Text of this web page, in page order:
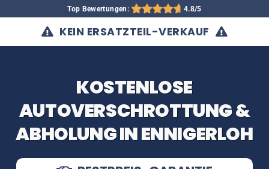
Top Bewertungen: 4.8/5
KEIN ERSATZTEIL-VERKAUF
KOSTENLOSE
AUTOVERSCHROTTUNG &
ABHOLUNG IN ENNIGERLOH